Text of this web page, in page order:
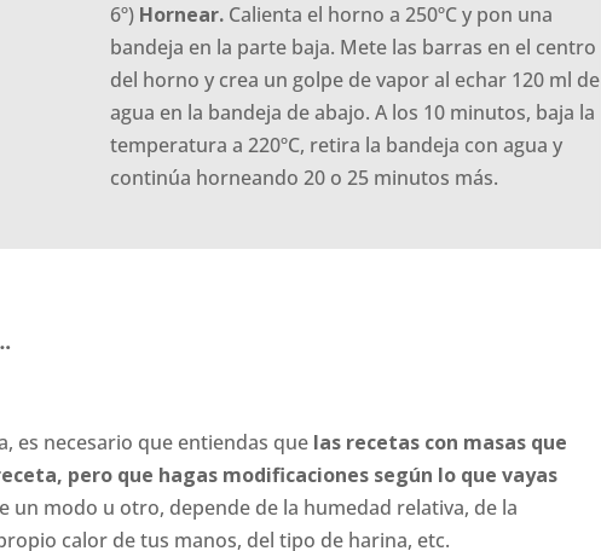
6º) Hornear.Calienta el horno a 250ºC y pon una
bandeja en la parte baja. Mete las barras en el centro
del horno y crea un golpe de vapor al echar 120 ml de
agua en la bandeja de abajo. A los 10 minutos, baja la
temperatura a 220ºC, retira la bandeja con agua y
continúa horneando 20 o 25 minutos más.
es necesario que entiendas quelas recetas con masas que
pero que hagas modificaciones según lo que vayas
un modo u otro, depende de la humedad relativa, de la
calor de tus manos, del tipo de harina, etc.